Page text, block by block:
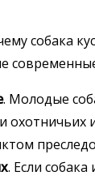
собака
. Молодые
охотничьих
. Если